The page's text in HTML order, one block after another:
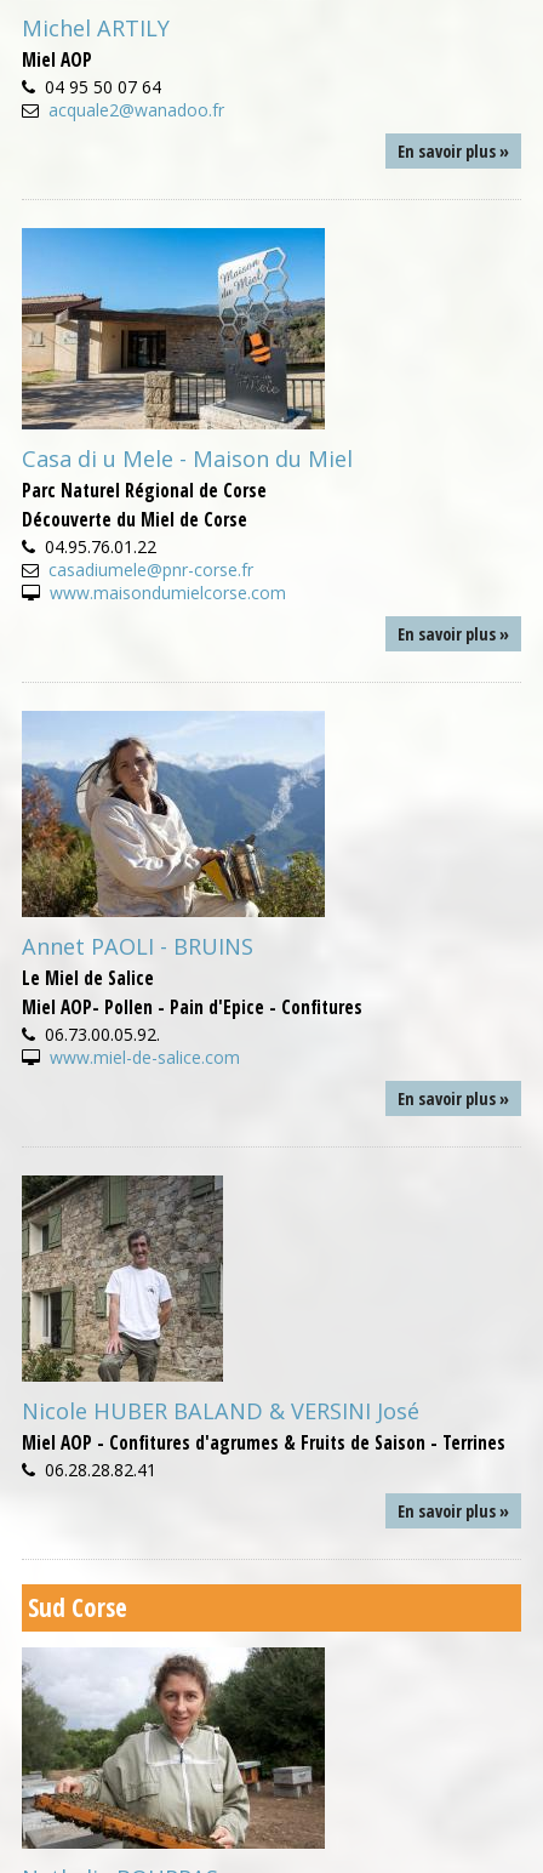
Michel ARTILY
Miel AOP
04 95 50 07 64
acquale2@wanadoo.fr
En savoir plus »
Casa di u Mele - Maison du Miel
Parc Naturel Régional de Corse
Découverte du Miel de Corse
04.95.76.01.22
casadiumele@pnr-corse.fr
www.maisondumielcorse.com
En savoir plus »
Annet PAOLI - BRUINS
Le Miel de Salice
Miel AOP- Pollen - Pain d'Epice - Confitures
06.73.00.05.92.
www.miel-de-salice.com
En savoir plus »
Nicole HUBER BALAND & VERSINI José
Miel AOP - Confitures d'agrumes & Fruits de Saison - Terrines
06.28.28.82.41
En savoir plus »
Sud Corse